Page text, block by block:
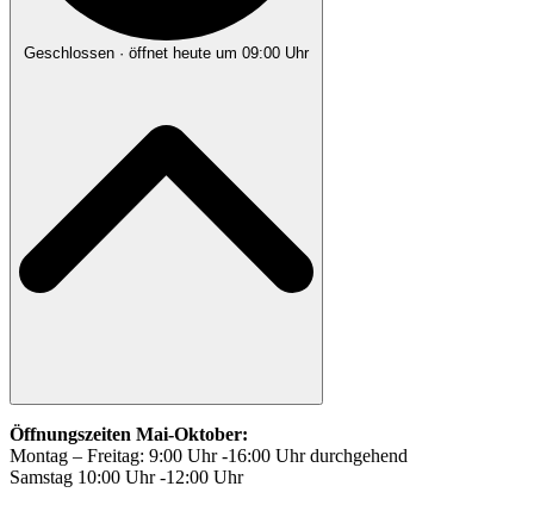
Geschlossen · öffnet heute um 09:00 Uhr
Öffnungszeiten Mai-Oktober:
Montag – Freitag: 9:00 Uhr -16:00 Uhr durchgehend
Samstag 10:00 Uhr -12:00 Uhr